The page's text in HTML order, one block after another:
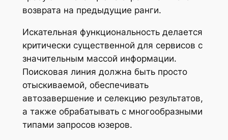
возврата на предыдущие ранги.
Искательная функциональность делается
критически существенной для сервисов с
значительным массой информации.
Поисковая линия должна быть просто
отыскиваемой, обеспечивать
автозавершение и селекцию результатов,
а также обрабатывать с многообразными
типами запросов юзеров.